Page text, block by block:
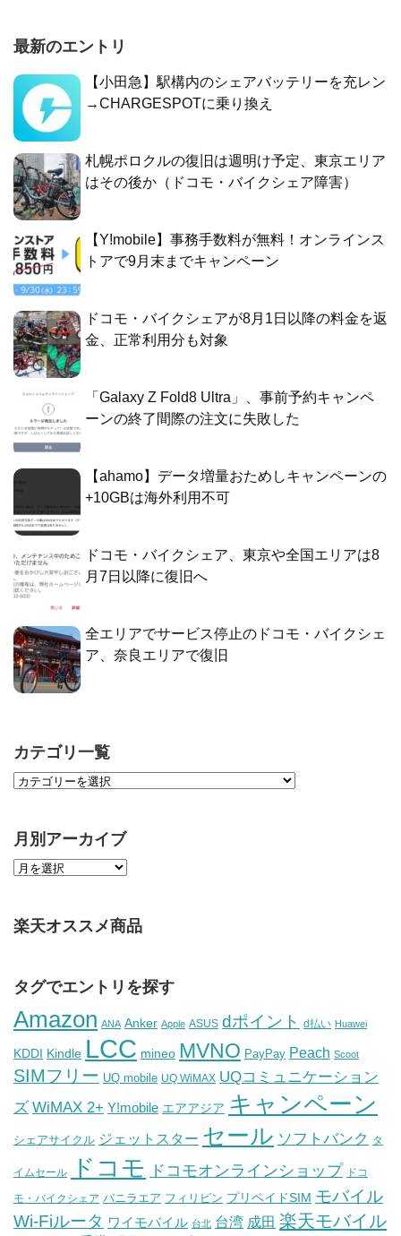
最新のエントリ
【小田急】駅構内のシェアバッテリーを充レン
→CHARGESPOTに乗り換え
札幌ポロクルの復旧は週明け予定、東京エリア
はその後か（ドコモ・バイクシェア障害）
【Y!mobile】事務手数料が無料！オンラインス
トアで9月末までキャンペーン
ドコモ・バイクシェアが8月1日以降の料金を返
金、正常利用分も対象
「Galaxy Z Fold8 Ultra」、事前予約キャンペ
ーンの終了間際の注文に失敗した
【ahamo】データ増量おためしキャンペーンの
+10GBは海外利用不可
ドコモ・バイクシェア、東京や全国エリアは8
月7日以降に復旧へ
全エリアでサービス停止のドコモ・バイクシェ
ア、奈良エリアで復旧
カテゴリ一覧
月別アーカイブ
楽天オススメ商品
タグでエントリを探す
Amazon ANA Anker Apple ASUS dポイント d払い Huawei
KDDI Kindle LCC mineo MVNO PayPay Peach Scoot
SIMフリー UQ mobile UQ WiMAX UQコミュニケーション
ズ WiMAX 2+ Y!mobile エアアジア キャンペーン
シェアサイクル ジェットスター セール ソフトバンク タ
イムセール ドコモ ドコモオンラインショップ ドコ
モ・バイクシェア バニラエア フィリピン プリペイドSIM モバイル
Wi-Fiルータ ワイモバイル 台北 台湾 成田 楽天モバイル